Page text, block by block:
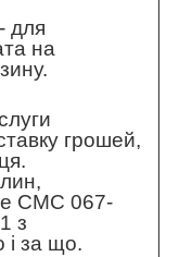
для
на
грошей,
СМС 067-
з
і за що.